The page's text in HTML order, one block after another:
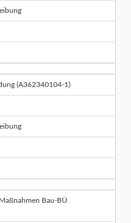
(A362340104-1)
Bau-BÜ